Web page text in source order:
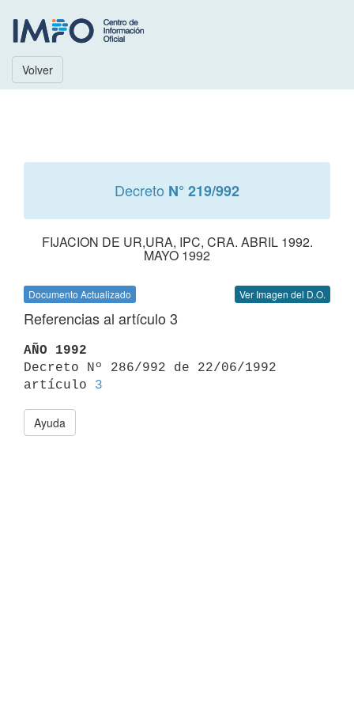
Volver
Decreto N° 219/992
FIJACION DE UR,URA, IPC, CRA. ABRIL 1992.
MAYO 1992
Documento Actualizado Ver Imagen del D.O.
Referencias al artículo 3
AÑO 1992
Decreto Nº 286/992 de 22/06/1992
artículo 3
Ayuda